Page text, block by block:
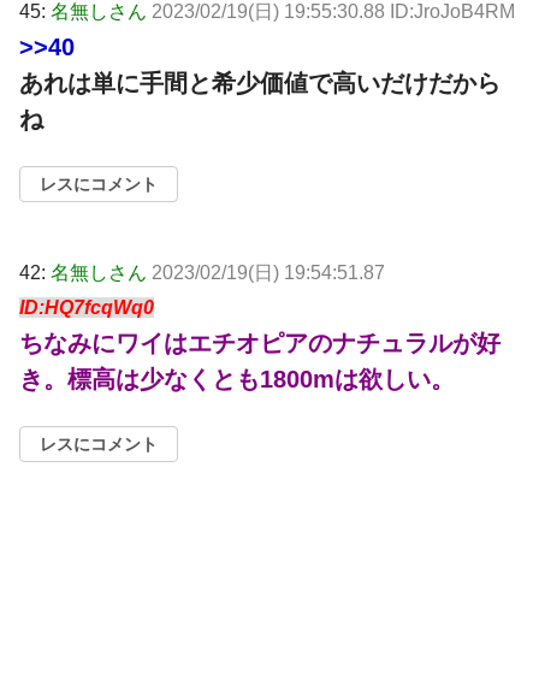
45: 名無しさん 2023/02/19(日) 19:55:30.88 ID:JroJoB4RM
>>40
あれは単に手間と希少価値で高いだけだから
ね
レスにコメント
42: 名無しさん 2023/02/19(日) 19:54:51.87
ID:HQ7fcqWq0
ちなみにワイはエチオピアのナチュラルが好
き。標高は少なくとも1800mは欲しい。
レスにコメント